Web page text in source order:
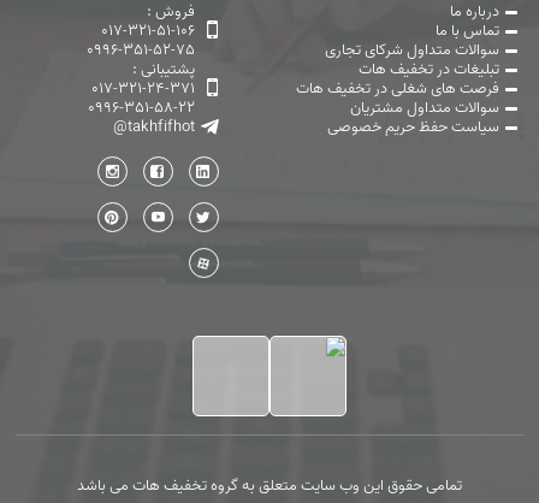
درباره ما
تماس با ما
سوالات متداول شرکای تجاری
تبلیغات در تخفیف هات
فرصت های شغلی در تخفیف هات
سوالات متداول مشتریان
سیاست حفظ حریم خصوصی
فروش :
017-321-51-106
0996-351-52-75
پشتیبانی :
017-321-24-371
0996-351-58-22
@takhfifhot
تمامی حقوق این وب سایت متعلق به گروه تخفیف هات می باشد